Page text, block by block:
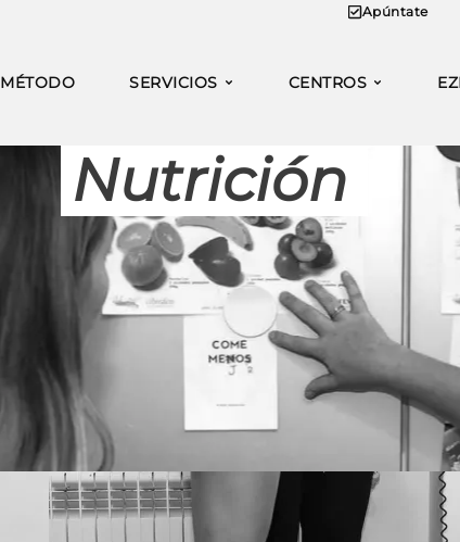
Apúntate
MÉTODO SERVICIOS CENTROS
Nutrición